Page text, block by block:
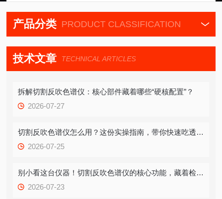
产品分类 PRODUCT CLASSIFICATION
技术文章 TECHNICAL ARTICLES
拆解切割反吹色谱仪：核心部件藏着哪些“硬核配置”？
2026-07-27
切割反吹色谱仪怎么用？这份实操指南，带你快速吃透关键步骤
2026-07-25
别小看这台仪器！切割反吹色谱仪的核心功能，藏着检测效率的破局关键
2026-07-23